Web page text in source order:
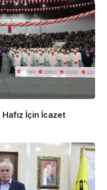
İçin İcazet